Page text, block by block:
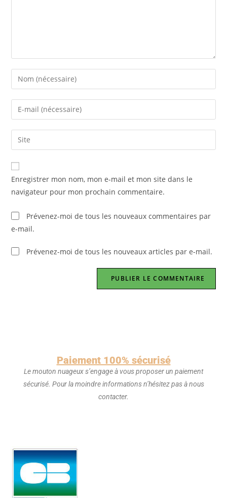
Enregistrer mon nom, mon e-mail et mon site dans le
navigateur pour mon prochain commentaire.
Prévenez-moi de tous les nouveaux commentaires par
e-mail.
Prévenez-moi de tous les nouveaux articles par e-mail.
Paiement 100% sécurisé
Le mouton nuageux s’engage à vous proposer un paiement
sécurisé. Pour la moindre informations n’hésitez pas à nous
contacter.